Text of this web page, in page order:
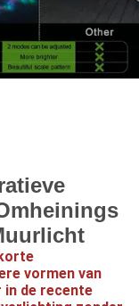
vormen van
de recente